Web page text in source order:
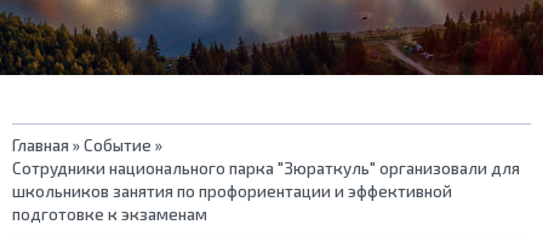
Вы
здесь
Главная »Событие »
Сотрудники национального парка "Зюраткуль" организовали для
школьников занятия по профориентации и эффективной
подготовке к экзаменам